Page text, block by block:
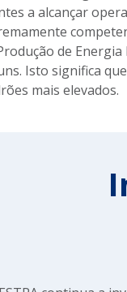
a alcançar
de
Isto significa
mais elevados.